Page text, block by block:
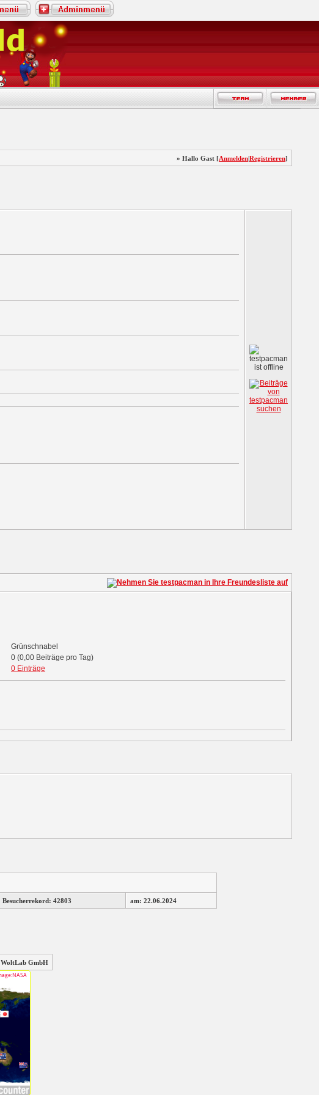
» Hallo Gast [Anmelden|Registrieren]
Grünschnabel
0 (0,00 Beiträge pro Tag)
0 Einträge
Besucherrekord: 42803 am: 22.06.2024
WoltLab GmbH